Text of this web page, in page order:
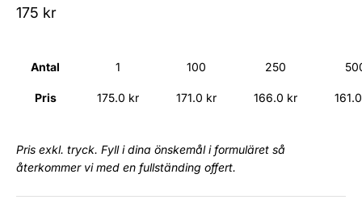
Sale price
175 kr
Antal
Pris
1
175.0 kr
100
171.0 kr
250
166.0 kr
Pris exkl. tryck. Fyll i dina önskemål i formuläret så
återkommer vi med en fullständing offert.